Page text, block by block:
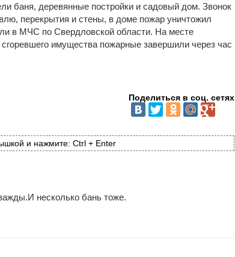
баня, деревянные постройки и садовый дом. Звонок
перекрытия и стены, в доме пожар уничтожил
в МЧС по Свердловской области. На месте
имущества пожарные завершили через час
Поделиться в соц. сетях
и нажмите: Ctrl + Enter
несколько бань тоже.